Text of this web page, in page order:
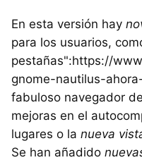
En esta versión hay
para los usuarios,
pestañas":https://
gnome-nautilus-
fabuloso navegador
mejoras en el
lugares o la nueva
Se han añadido